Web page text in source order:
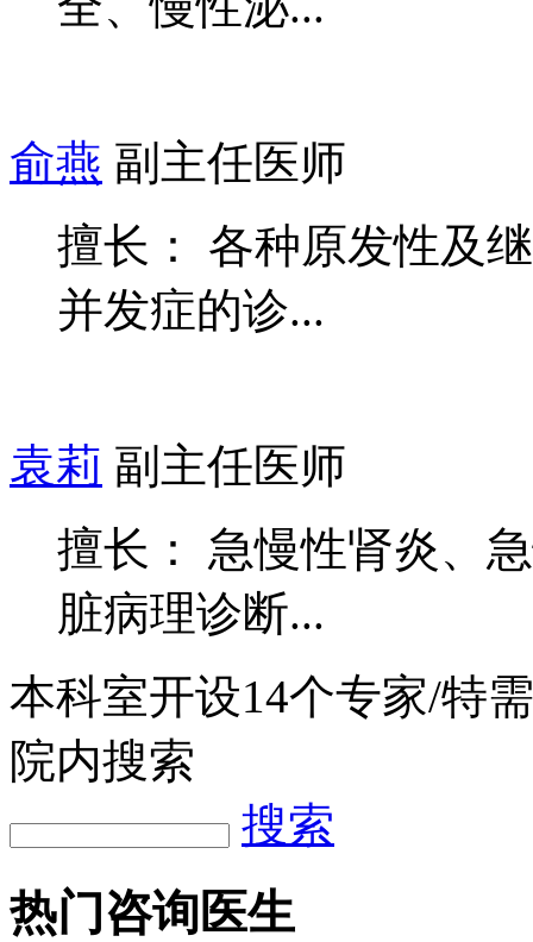
俞燕 副主任医师
擅长： 各种原发性及
并发症的诊...
袁莉 副主任医师
擅长： 急慢性肾炎、
脏病理诊断...
本科室开设14个专家/特
院内搜索
搜索
热门咨询医生